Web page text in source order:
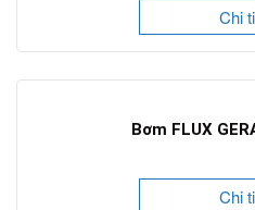
Chi
Bơm FLUX
Chi